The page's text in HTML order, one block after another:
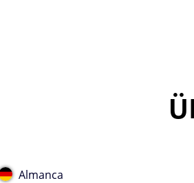
Almanca